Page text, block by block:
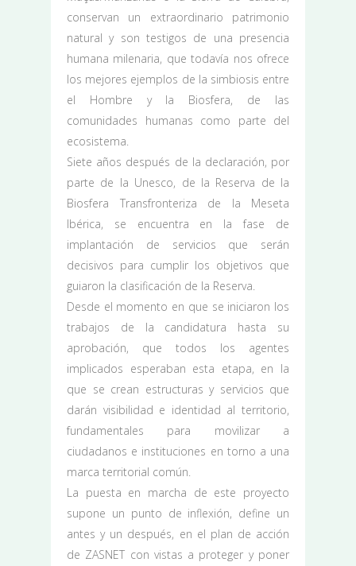
conservan un extraordinario patrimonio
natural y son testigos de una presencia
humana milenaria, que todavía nos ofrece
los mejores ejemplos de la simbiosis entre
el Hombre y la Biosfera, de las
comunidades humanas como parte del
ecosistema.
Siete años después de la declaración, por
parte de la Unesco, de la Reserva de la
Biosfera Transfronteriza de la Meseta
Ibérica, se encuentra en la fase de
implantación de servicios que serán
decisivos para cumplir los objetivos que
guiaron la clasificación de la Reserva.
Desde el momento en que se iniciaron los
trabajos de la candidatura hasta su
aprobación, que todos los agentes
implicados esperaban esta etapa, en la
que se crean estructuras y servicios que
darán visibilidad e identidad al territorio,
fundamentales para movilizar a
ciudadanos e instituciones en torno a una
marca territorial común.
La puesta en marcha de este proyecto
supone un punto de inflexión, define un
antes y un después, en el plan de acción
de ZASNET con vistas a proteger y poner